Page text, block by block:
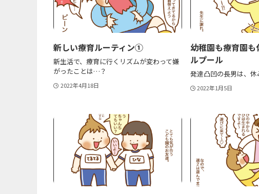
新しい療育ルーティン①
新生活で、療育に行くリズムが変わって嫌
がったことは…？
2022年4月18日
幼稚園も療育園
ルプール
発達凸凹の長男は、
2022年1月5日